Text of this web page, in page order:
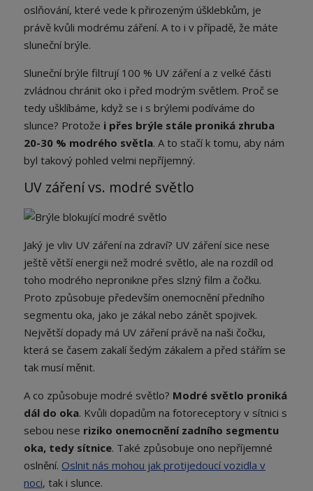
oslňování, které vede k přirozeným úšklebkům, je
právě kvůli modrému záření. A to i v případě, že máte
sluneční brýle.
Sluneční brýle filtrují 100 % UV záření a z velké části
zvládnou chránit oko i před modrým světlem. Proč se
tedy ušklíbáme, když se i s brýlemi podíváme do
slunce? Protože i přes brýle stále proniká zhruba
20-30 % modrého světla. A to stačí k tomu, aby nám
byl takový pohled velmi nepříjemný.
UV záření vs. modré světlo
Jaký je vliv UV záření na zdraví? UV záření sice nese
ještě větší energii než modré světlo, ale na rozdíl od
toho modrého nepronikne přes slzný film a čočku.
Proto způsobuje především onemocnění předního
segmentu oka, jako je zákal nebo zánět spojivek.
Největší dopady má UV záření právě na naši čočku,
která se časem zakalí šedým zákalem a před stářím se
tak musí měnit.
A co způsobuje modré světlo? Modré světlo proniká
dál do oka. Kvůli dopadům na fotoreceptory v sítnici s
sebou nese riziko onemocnění zadního segmentu
oka, tedy sítnice. Také způsobuje ono nepříjemné
oslnění. Oslnit nás mohou jak protijedoucí vozidla v
noci, tak i slunce.